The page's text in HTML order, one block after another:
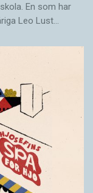
En som har
Leo Lust…